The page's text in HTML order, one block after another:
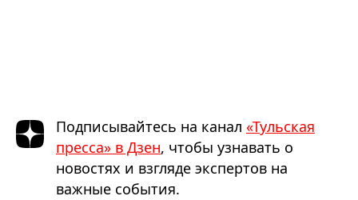
Подписывайтесь на канал «Тульская
пресса» в Дзен, чтобы узнавать о
новостях и взгляде экспертов на
важные события.